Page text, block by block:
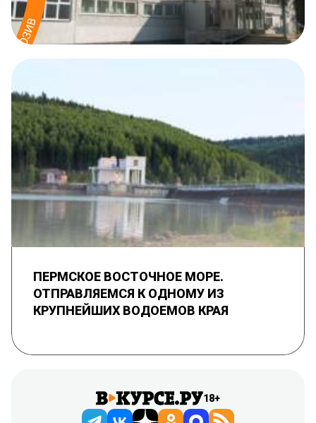
ПЕРМСКОЕ ВОСТОЧНОЕ МОРЕ.
ОТПРАВЛЯЕМСЯ К ОДНОМУ ИЗ
КРУПНЕЙШИХ ВОДОЕМОВ КРАЯ
18+